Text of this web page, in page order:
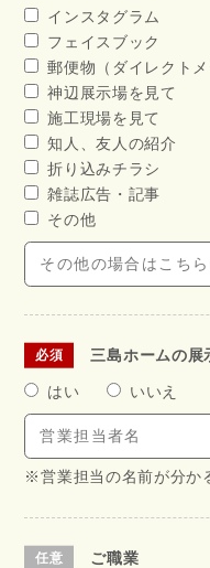
インスタグラム
フェイスブック
郵便物（ダイレクトメ
神辺展示場を見て
施工現場を見て
知人、友人の紹介
折り込みチラシ
雑誌広告・記事
その他
三島ホームの展
はい いいえ
※営業担当の名前が分か
ご職業